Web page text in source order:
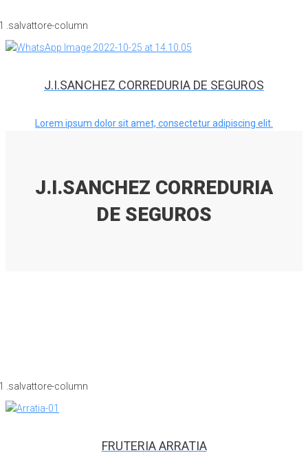
J.I.SANCHEZ CORREDURIA DE SEGUROS
Lorem ipsum dolor sit amet, consectetur adipiscing elit.
J.I.SANCHEZ CORREDURIA
DE SEGUROS
FRUTERIA ARRATIA